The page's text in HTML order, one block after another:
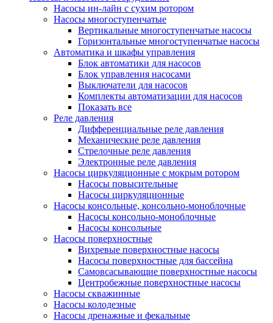
Насосы ин-лайн с сухим ротором
Насосы многоступенчатые
Вертикальные многоступенчатые насосы
Горизонтальные многоступенчатые насосы
Автоматика и шкафы управления
Блок автоматики для насосов
Блок управления насосами
Выключатели для насосов
Комплекты автоматизации для насосов
Показать все
Реле давления
Дифференциальные реле давления
Механические реле давления
Стрелочные реле давления
Электронные реле давления
Насосы циркуляционные с мокрым ротором
Насосы повысительные
Насосы циркуляционные
Насосы консольные, консольно-моноблочные
Насосы консольно-моноблочные
Насосы консольные
Насосы поверхностные
Вихревые поверхностные насосы
Насосы поверхностные для бассейна
Самовсасывающие поверхностные насосы
Центробежные поверхностные насосы
Насосы скважинные
Насосы колодезные
Насосы дренажные и фекальные